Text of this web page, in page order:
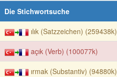
Die Stichwortsuche
ılık (Satzzeichen) (259438k)
açık (Verb) (100077k)
ırmak (Substantiv) (94880k)